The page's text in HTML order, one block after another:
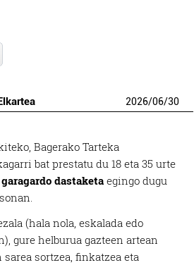
2026/06/30
Bagerako Tarteka
bat prestatu du 18 eta 35 urte
garagardo dastaketa egingo dugu
(hala nola, eskalada edo
gure helburua gazteen artean
sortzea, finkatzea eta